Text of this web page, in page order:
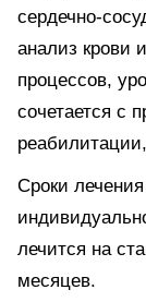
сердечно-
анализ крови
процессов,
сочетается с
Сроки
лечится на
месяцев.